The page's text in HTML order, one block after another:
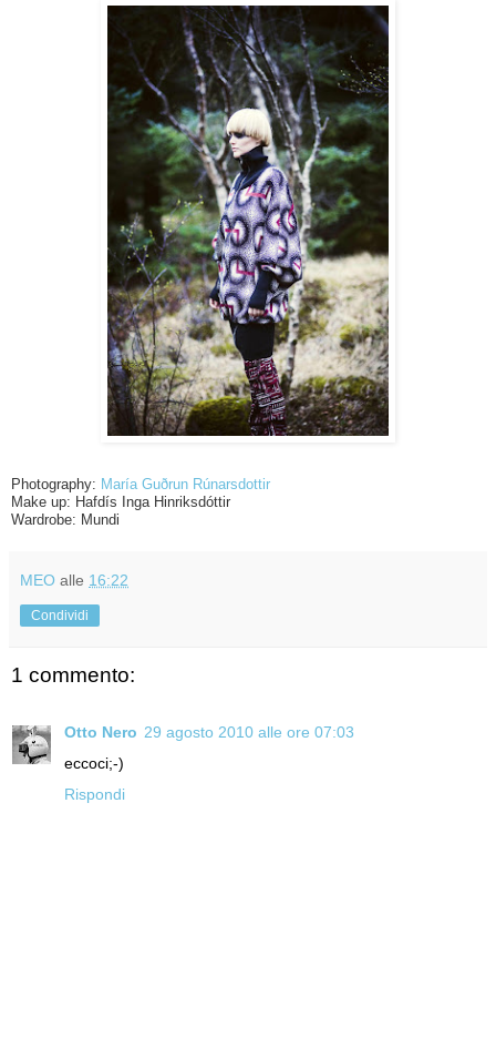
Photography: María Guðrun Rúnarsdottir
Make up: Hafdís Inga Hinriksdóttir
Wardrobe: Mundi
MEO alle 16:22
Condividi
1 commento:
Otto Nero 29 agosto 2010 alle ore 07:03
eccoci;-)
Rispondi